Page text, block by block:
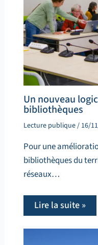
Un nouveau
bibliothèques
Lecture publique/ 16/
Pour une
bibliothèques du
réseaux…
Lire la suite »